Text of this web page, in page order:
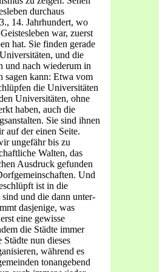
durchaus
14. Jahrhundert, wo
war, zuerst
hat. Sie fin­den gerade
und die
und nach wiederum in
sagen kann: Etwa vom
die Universitäten
Universitäten, ohne
ha­ben, auch die
Sie sind ihnen
auf der einen Seite.
ungefähr bis zu
Walten, das
Ausdruck gefunden
Und
ist in die
und die dann unter­
dasjenige, was
eine gewisse
die Städte immer
nun dieses
während es
tonangebend